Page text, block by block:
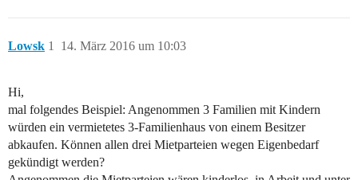
Lowsk 14. März 2016 um 10:03
1
Hi,
mal folgendes Beispiel: Angenommen 3 Familien mit Kindern
würden ein vermietetes 3-Familienhaus von einem Besitzer
abkaufen. Können allen drei Mietparteien wegen Eigenbedarf
gekündigt werden?